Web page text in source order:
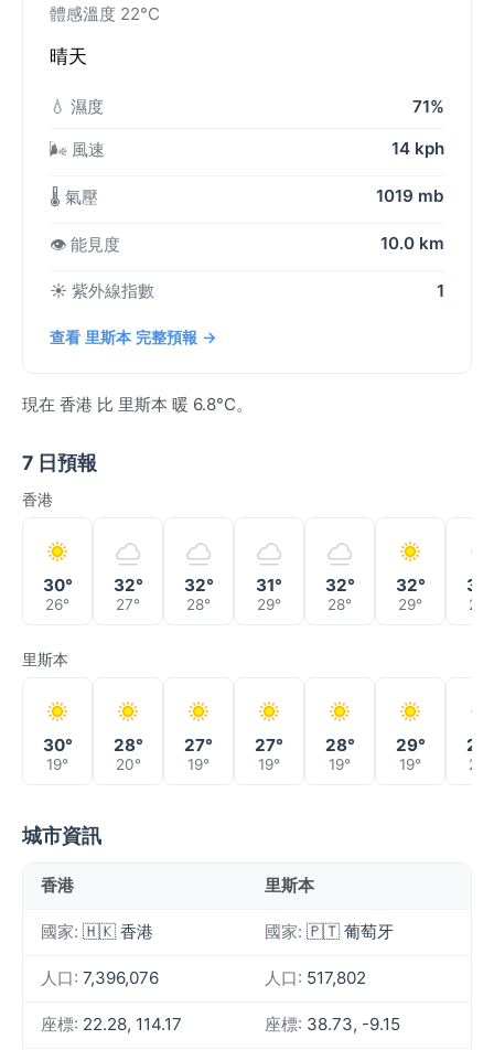
體感溫度 22°C
晴天
💧 濕度 71%
🌬️ 風速 14 kph
🌡️ 氣壓 1019 mb
👁️ 能見度 10.0 km
☀️ 紫外線指數 1
查看 里斯本 完整預報 →
現在 香港 比 里斯本 暖 6.8°C。
7 日預報
香港
30°
26°
32°
27°
32°
28°
31°
29°
32°
28°
32°
29° 28°
里斯本
30°
19°
28°
20°
27°
19°
27°
19°
28°
19°
29°
19° 20°
城市資訊
香港 里斯本
國家: 🇭🇰 香港 國家: 🇵🇹 葡萄牙
人口: 7,396,076 人口: 517,802
座標: 22.28, 114.17 座標: 38.73, -9.15